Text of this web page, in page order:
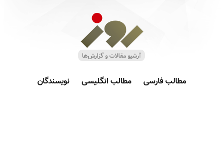
مطالب فارسی مطالب انگلیسی نویسندگان